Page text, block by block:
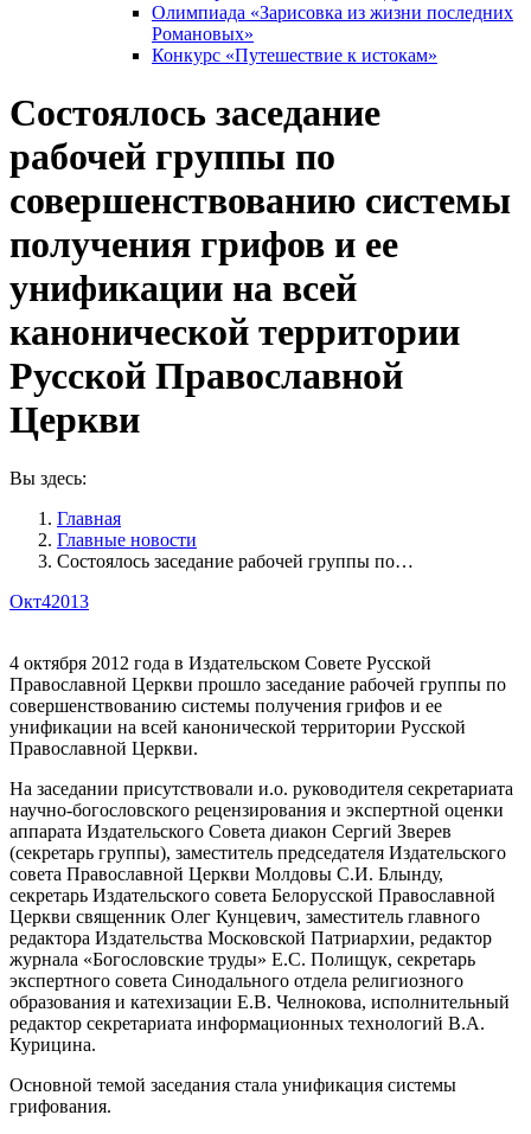
Олимпиада «Зарисовка из жизни последних
Романовых»
Конкурс «Путешествие к истокам»
Состоялось заседание
рабочей группы по
совершенствованию системы
получения грифов и ее
унификации на всей
канонической территории
Русской Православной
Церкви
Вы здесь:
Главная
Главные новости
Состоялось заседание рабочей группы по…
Окт42013
4 октября 2012 года в Издательском Совете Русской
Православной Церкви прошло заседание рабочей группы по
совершенствованию системы получения грифов и ее
унификации на всей канонической территории Русской
Православной Церкви.
На заседании присутствовали и.о. руководителя секретариата
научно-богословского рецензирования и экспертной оценки
аппарата Издательского Совета диакон Сергий Зверев
(секретарь группы), заместитель председателя Издательского
совета Православной Церкви Молдовы С.И. Блынду,
секретарь Издательского совета Белорусской Православной
Церкви священник Олег Кунцевич, заместитель главного
редактора Издательства Московской Патриархии, редактор
журнала «Богословские труды» Е.С. Полищук, секретарь
экспертного совета Синодального отдела религиозного
образования и катехизации Е.В. Челнокова, исполнительный
редактор секретариата информационных технологий В.А.
Курицина.
Основной темой заседания стала унификация системы
грифования.